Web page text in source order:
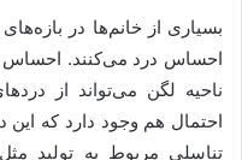
بسیاری از خانم‌ها در
احساس درد می‌کنند. احساس
ناحیه لگن می‌تواند از
احتمال هم وجود دارد که این
تناسلی مربوط به تولید